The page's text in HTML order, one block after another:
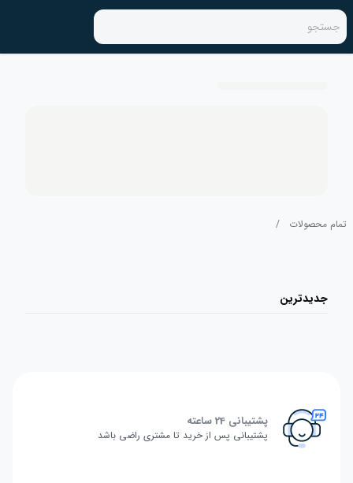
جستجو
تمام محصولات /
جدیدترین
پشتیبانی 24 ساعته
پشتیبانی پس از خرید تا مشتری راضی باشد